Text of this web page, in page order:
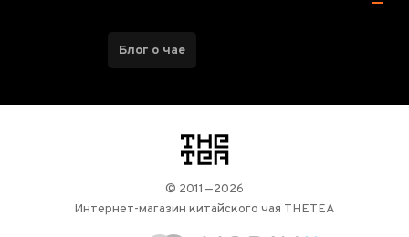
Блог о чае
логотип
© 2011—2026
Интернет-магазин китайского чая THETEA